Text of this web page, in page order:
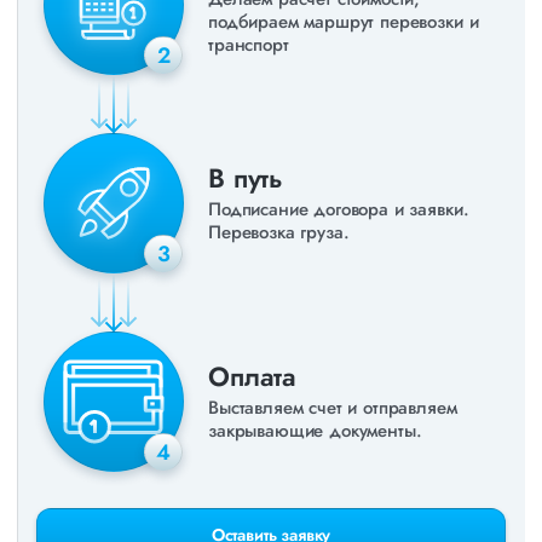
2
подбираем маршрут перевозки и
транспорт
3
В путь
Подписание договора и заявки.
Перевозка груза.
4
Оплата
Выставляем счет и отправляем
закрывающие документы.
Оставить заявку